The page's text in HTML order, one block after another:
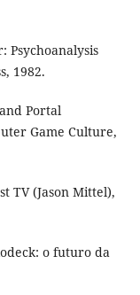
Psychoanalysis
1982.
Portal
Game Culture,
TV (Jason Mittel),
o futuro da